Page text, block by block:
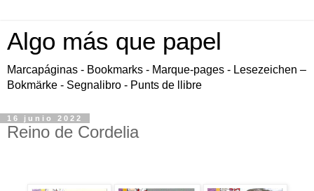
Algo más que papel
Marcapáginas - Bookmarks - Marque-pages - Lesezeichen –
Bokmärke - Segnalibro - Punts de llibre
16 junio 2022
Reino de Cordelia